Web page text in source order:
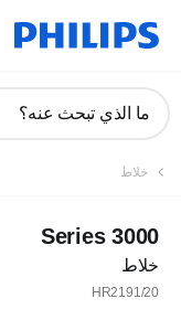
دعم
ما الذي تبحث عنه؟
خلاط
3000 Series
خلاط
HR2191/20